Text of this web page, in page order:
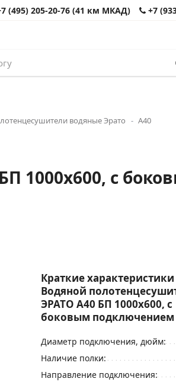
(495) 205-20-76 (41 км МКАД) +7
водяные Эрато
А40
1000x600, с
Краткие характеристики
Водяной
ЭРАТО А40 БП 1000x600, с
боковым подключением
Диаметр подключения, дюйм:
Наличие полки:
Направление подключения: